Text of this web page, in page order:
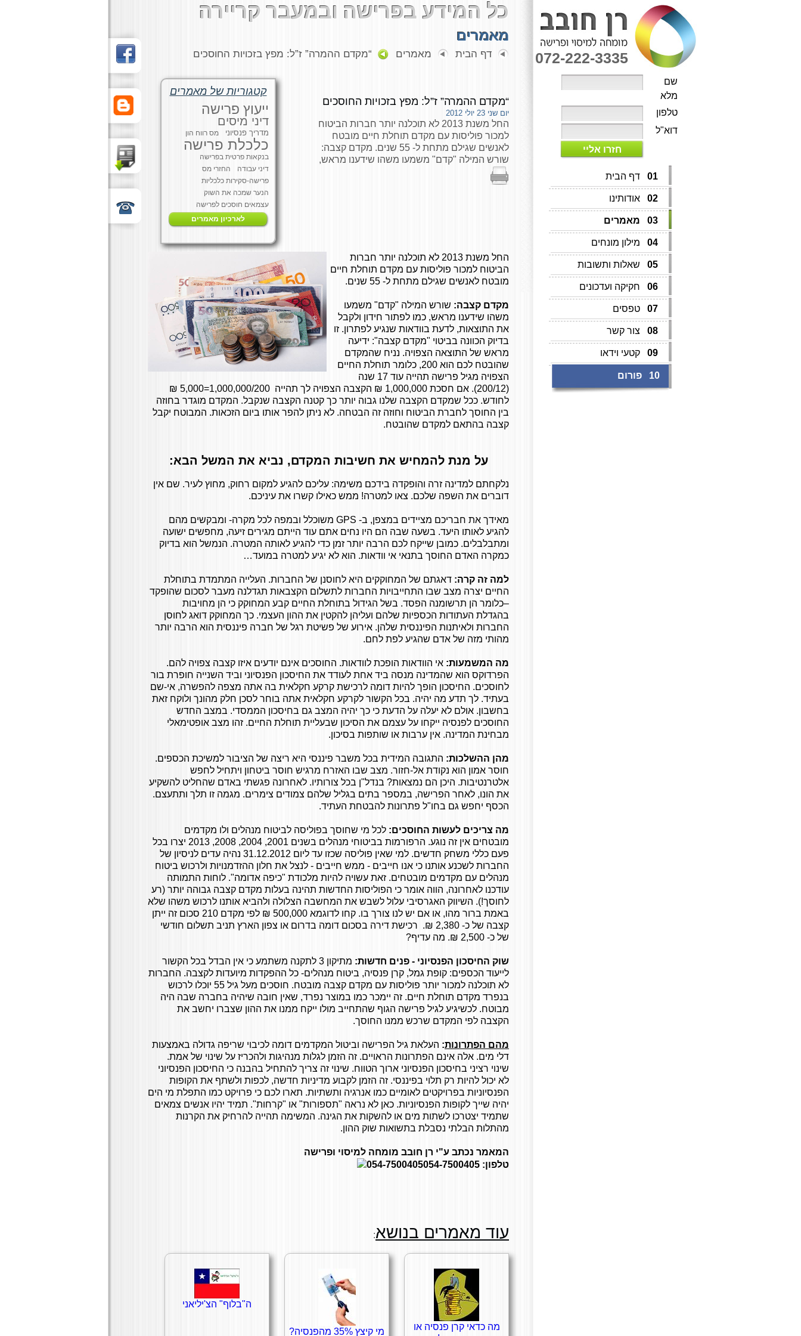
072-222-3335
שם
מלא
טלפון
דוא"ל
חזרו אליי
01 דף הבית
02 אודותינו
03 מאמרים
04 מילון מונחים
05 שאלות ותשובות
06 חקיקה ועדכונים
07 טפסים
08 צור קשר
09 קטעי וידאו
10 פורום
כל המידע בפרישה ובמעבר קריירה
מאמרים
דף הבית מאמרים “מקדם ההמרה” ז”ל: מפץ בזכויות החוסכים
“מקדם ההמרה” ז”ל: מפץ בזכויות החוסכים
יום שני 23 יולי 2012
החל משנת 2013 לא תוכלנה יותר חברות הביטוח
למכור פוליסות עם מקדם תוחלת חיים מובטח
לאנשים שגילם מתחת ל- 55 שנים. מקדם קצבה:
שורש המילה "קדם" משמעו משהו שידענו מראש,
קטגוריות של מאמרים
ייעוץ פרישה
דיני מיסים
מדריך פנסיוני מס רווח הון
כלכלת פרישה
בנקאות פרטית בפרישה
דיני עבודה
החזרי מס
פרישה-סקירות כלכליות
הנער שמכה את השוק
עצמאים חוסכים לפרישה
לארכיון מאמרים
החל משנת 2013 לא תוכלנה יותר חברות
הביטוח למכור פוליסות עם מקדם תוחלת חיים
מובטח לאנשים שגילם מתחת ל- 55 שנים.
מקדם קצבה: שורש המילה "קדם" משמעו
משהו שידענו מראש, כמו לפתור חידון ולקבל
את התוצאות, לדעת בוודאות שנגיע לפתרון. זו
בדיוק הכוונה בביטוי "מקדם קצבה": ידיעה
מראש של התוצאה הצפויה. נניח שהמקדם
שהובטח לכם הוא 200, כלומר תוחלת החיים
הצפויה מגיל פרישה תהייה עוד 17 שנה
(200/12). אם חסכת 1,000,000 ₪ הקצבה הצפויה לך תהייה 1,000,000/200=5,000 ₪
לחודש. ככל שמקדם הקצבה שלנו גבוה יותר כך קטנה הקצבה שנקבל. המקדם מוגדר בחוזה
בין החוסך לחברת הביטוח וחוזה זה הבטחה. לא ניתן להפר אותו ביום הזכאות. המבוטח יקבל
קצבה בהתאם למקדם שהובטח.
על מנת להמחיש את חשיבות המקדם, נביא את המשל הבא:
נלקחתם למדינה זרה והופקדה בידכם משימה: עליכם להגיע למקום רחוק, מחוץ לעיר. שם אין
דוברים את השפה שלכם. צאו למטרה! ממש כאילו קשרו את עיניכם.
מאידך את חבריכם מציידים במצפן, ב- GPS משוכלל ובמפה לכל מקרה- ומבקשים מהם
להגיע לאותו היעד. בשעה שבה הם היו נחים אתם עוד הייתם מגירים זיעה, מחפשים ישועה
ומתבלבלים. כמובן שייקח לכם הרבה יותר זמן כדי להגיע לאותה המטרה. הנמשל הוא בדיוק
כמקרה האדם החוסך בתנאי אי וודאות. הוא לא יגיע למטרה במועד…
למה זה קרה: דאגתם של המחוקקים היא לחוסנן של החברות. העלייה המתמדת בתוחלת
החיים יצרה מצב שבו התחייבויות החברות לתשלום הקצבאות תגדלנה מעבר לסכום שהופקד
–כלומר הן תרשומנה הפסד. בשל הגידול בתוחלת החיים קבע המחוקק כי הן מחויבות
בהגדלת העתודות הכספיות שלהם ועליהן להקטין את ההון העצמי. כך המחוקק דואג לחוסן
החברות ולאיתנות הפיננסית שלהן. אירוע של פשיטת רגל של חברה פיננסית הוא הרבה יותר
מהותי מזה של אדם שהגיע לפת לחם.
מה המשמעות: אי הוודאות הופכת לוודאות. החוסכים אינם יודעים איזו קצבה צפויה להם.
הפרדוקס הוא שהמדינה מנסה ביד אחת לעודד את החיסכון הפנסיוני וביד השנייה חופרת בור
לחוסכים. החיסכון הופך להיות דומה לרכישת קרקע חקלאית בה אתה מצפה להפשרה, אי-שם
בעתיד. לך תדע מה יהיה. בכל הקשור לקרקע חקלאית אתה בוחר לסכן חלק מהונך ולוקח זאת
בחשבון. אולם לא יעלה על הדעת כי כך יהיה המצב גם בחיסכון הממסדי. במצב החדש
החוסכים לפנסיה ייקחו על עצמם את הסיכון שבעליית תוחלת החיים. זהו מצב אופטימאלי
מבחינת המדינה. אין ערבות או שותפות בסיכון.
מהן ההשלכות: התגובה המידית בכל משבר פיננסי היא ריצה של הציבור למשיכת הכספים.
חוסר אמון הוא נקודת אל-חזור. מצב שבו האזרח מרגיש חוסר ביטחון ויתחיל לחפש
אלטרנטיבות. היכן הם נמצאות? בנדל"ן בכל צורותיו. לאחרונה פגשתי באדם שהחליט להשקיע
את הונו, לאחר הפרישה, במספר בתים בגליל שלהם צמודים צימרים. מגמה זו תלך ותתעצם.
הכסף יחפש גם בחו"ל פתרונות להבטחת העתיד.
מה צריכים לעשות החוסכים: לכל מי שחוסך בפוליסה לביטוח מנהלים ולו מקדמים
מובטחים אין זה נוגע. הרפורמות בביטוחי מנהלים בשנים 2001, 2004, 2008, 2013 יצרו בכל
פעם כללי משחק חדשים. למי שאין פוליסה שכזו עד ליום 31.12.2012 נהיה עדים לניסיון של
החברות לשכנע אותנו כי אנו חייבים - ממש חייבים - לנצל את חלון ההזדמנויות ולרכוש ביטוח
מנהלים עם מקדמים מובטחים. זאת עשויה להיות מלכודת "כיפה אדומה". לוחות התמותה
עודכנו לאחרונה, הווה אומר כי הפוליסות החדשות תהינה בעלות מקדם קצבה גבוהה יותר (רע
לחוסך!). השיווק האגרסיבי עלול לשבש את המחשבה הצלולה ולהביא אותנו לרכוש משהו שלא
באמת ברור מהו, או אם יש לנו צורך בו. קחו לדוגמא 500,000 ₪ לפי מקדם 210 סכום זה ייתן
קצבה של כ- 2,380 ₪. רכישת דירה בסכום דומה בדרום או צפון הארץ תניב תשלום חודשי
של כ- 2,500 ₪. מה עדיף?
שוק החיסכון הפנסיוני - פנים חדשות:
מתיקון 3 לתקנה משתמע כי אין הבדל בכל הקשור
לייעוד הכספים: קופת גמל, קרן פנסיה, ביטוח מנהלים- כל ההפקדות מיועדות לקצבה. החברות
לא תוכלנה למכור יותר פוליסות עם מקדם קצבה מובטח. חוסכים מעל גיל 55 יוכלו לרכוש
בנפרד מקדם תוחלת חיים. זה יימכר כמו במוצר נפרד, שאין חובה שיהיה בחברה שבה היה
מבוטח. לכשיגיע לגיל פרישה הגוף שהתחייב מולו ייקח ממנו את ההון שצברו יחשב את
הקצבה לפי המקדם שרכש ממנו החוסך.
מהם הפתרונות: העלאת גיל הפרישה וביטול המקדמים דומה לכיבוי שריפה גדולה באמצעות
דלי מים. אלה אינם הפתרונות הראויים. זה הזמן לגלות מנהיגות ולהכריז על שינוי של אמת.
שינוי רציני בחיסכון הפנסיוני ארוך הטווח. שינוי זה צריך להתחיל בהבנה כי החיסכון הפנסיוני
לא יכול להיות רק תלוי בפיננסי. זה הזמן לקבוע מדיניות חדשה, לכפות ולשתף את הקופות
הפנסיוניות בפרויקטים לאומיים כמו אנרגיה ותשתיות. תארו לכם כי פרויקט כמו התפלת מי הים
יהיה שייך לקופות הפנסיוניות. כאן לא נראה "תספורות" או "קרחות". תמיד יהיו אנשים צמאים
שתמיד יצטרכו לשתות מים או להשקות את הגינה. המשימה תהייה להרחיק את הקרנות
מהתלות הבלתי נסבלת בתשואות שוק ההון.
המאמר נכתב ע"י רן חובב מומחה למיסוי ופרישה
טלפון: 054-7500405
054-7500405
עוד מאמרים בנושא:
מה כדאי קרן פנסיה או
מי קיצץ 35% מהפנסיה?
ה"בלוף" הצ'יליאני